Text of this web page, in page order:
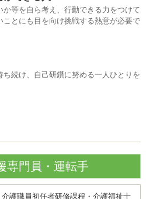
等を自ら考え、行動できる力をつけて
とにも目を向け挑戦する熱意が必要で
続け、自己研鑽に努める一人ひとりを
専門員・運転手
護職員初任者研修課程・介護福祉士